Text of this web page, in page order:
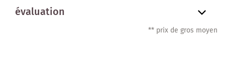
évaluation
** prix de gros moyen